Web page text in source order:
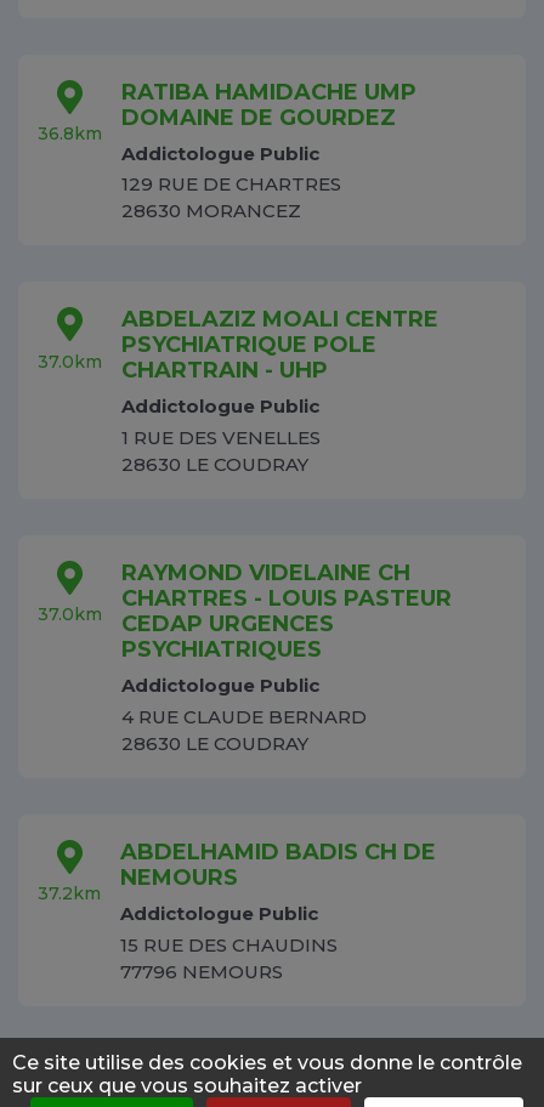
36.8km
RATIBA HAMIDACHE UMP
DOMAINE DE GOURDEZ
Addictologue Public
129 RUE DE CHARTRES
28630 MORANCEZ
37.0km
ABDELAZIZ MOALI CENTRE
PSYCHIATRIQUE POLE
CHARTRAIN - UHP
Addictologue Public
1 RUE DES VENELLES
28630 LE COUDRAY
37.0km
RAYMOND VIDELAINE CH
CHARTRES - LOUIS PASTEUR
CEDAP URGENCES
PSYCHIATRIQUES
Addictologue Public
4 RUE CLAUDE BERNARD
28630 LE COUDRAY
37.2km
ABDELHAMID BADIS CH DE
NEMOURS
Addictologue Public
15 RUE DES CHAUDINS
77796 NEMOURS
FERHAT MOSBAHI CH DE
Ce site utilise des cookies et vous donne le contrôle
sur ceux que vous souhaitez activer